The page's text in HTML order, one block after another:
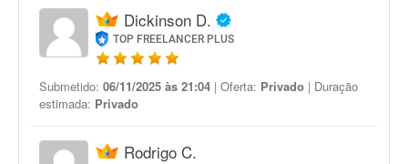
Dickinson D.
TOP FREELANCER PLUS
Submetido: 06/11/2025 às 21:04 | Oferta: Privado | Duração
estimada: Privado
Rodrigo C.